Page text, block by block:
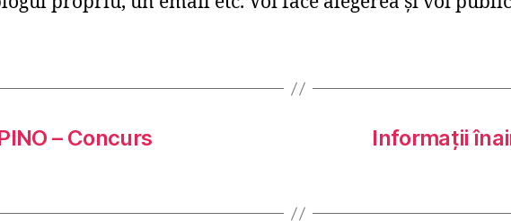
– Concurs
Informații